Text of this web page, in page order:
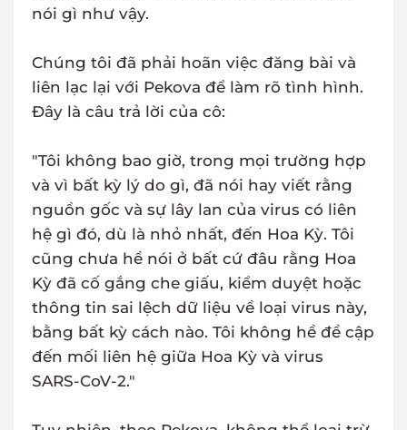
nói gì như vậy.
Chúng tôi đã phải hoãn việc đăng bài và
liên lạc lại với Pekova để làm rõ tình hình.
Đây là câu trả lời của cô:
"Tôi không bao giờ, trong mọi trường hợp
và vì bất kỳ lý do gì, đã nói hay viết rằng
nguồn gốc và sự lây lan của virus có liên
hệ gì đó, dù là nhỏ nhất, đến Hoa Kỳ. Tôi
cũng chưa hề nói ở bất cứ đâu rằng Hoa
Kỳ đã cố gắng che giấu, kiểm duyệt hoặc
thông tin sai lệch dữ liệu về loại virus này,
bằng bất kỳ cách nào. Tôi không hề đề cập
đến mối liên hệ giữa Hoa Kỳ và virus
SARS-CoV-2."